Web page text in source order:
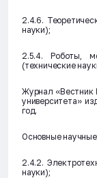
2.4.6.
науки);
2.5.4. Роботы,
(технические
Журнал «Вестник
университета»
год.
Основные
2.4.2.
науки);